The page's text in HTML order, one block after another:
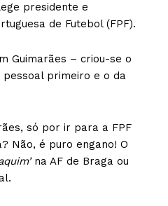
presidente e
de Futebol (FPF).
Guimarães – criou-se o
primeiro e o da
só por ir para a FPF
Não, é puro engano! O
na AF de Braga ou